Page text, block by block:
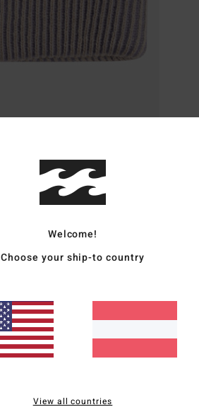
Welcome!
Choose your ship-to country
View all countries